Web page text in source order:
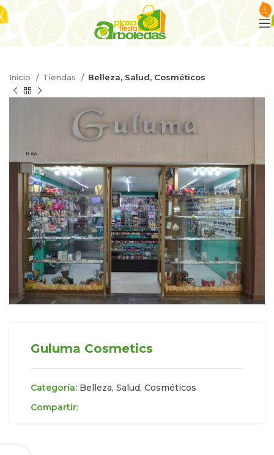
Inicio Tiendas Belleza, Salud, Cosméticos
Guluma Cosmetics
Categoría: Belleza, Salud, Cosméticos
Compartir: